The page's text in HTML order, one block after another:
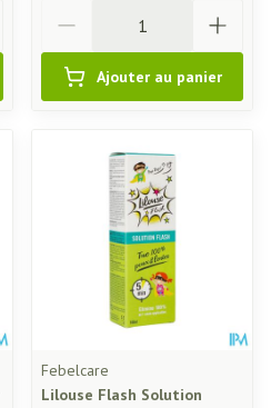
Ajouter au panier
Febelcare
Lilouse Flash Solution